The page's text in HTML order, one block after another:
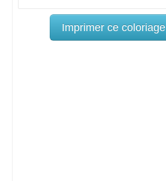
Imprimer ce coloriage